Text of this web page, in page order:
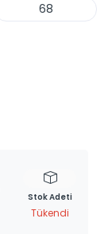
68
Stok Adeti
Tükendi